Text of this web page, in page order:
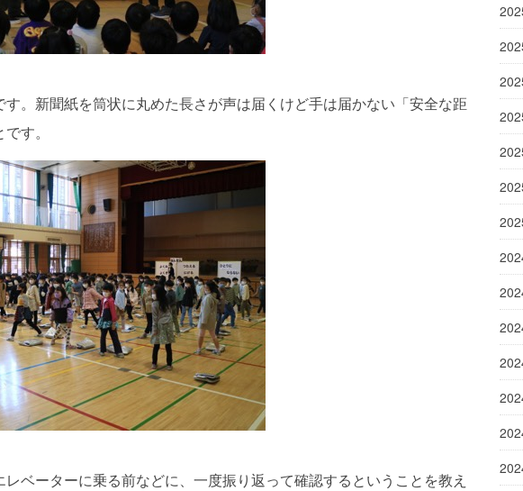
す。新聞紙を筒状に丸めた長さが声は届くけど手は届かない「安全な距
す。
ベーターに乗る前などに、一度振り返って確認するということを教え